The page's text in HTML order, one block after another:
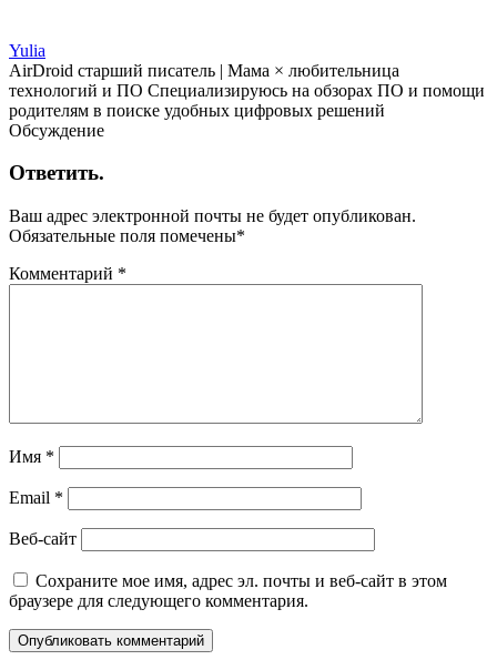
Yulia
AirDroid старший писатель | Мама × любительница
технологий и ПО Специализируюсь на обзорах ПО и помощи
родителям в поиске удобных цифровых решений
Обсуждение
Ответить.
Ваш адрес электронной почты не будет опубликован.
Обязательные поля помечены*
Комментарий *
Имя *
Email *
Веб-сайт
Сохраните мое имя, адрес эл. почты и веб-сайт в этом
браузере для следующего комментария.